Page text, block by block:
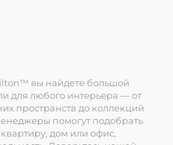
вы найдете большой
для любого интерьера — от
пространств до коллекций
помогут подобрать
дом или офис,